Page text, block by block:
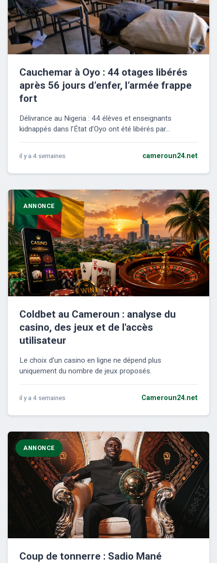
Cauchemar à Oyo : 44 otages libérés
après 56 jours d’enfer, l’armée frappe
fort
Délivrance au Nigeria : 44 élèves et enseignants
kidnappés dans l’État d’Oyo ont été libérés par...
il y a 4 semaines cameroun24.net
ANNONCE
Coldbet au Cameroun : analyse du
casino, des jeux et de l'accès
utilisateur
Le choix d'un casino en ligne ne dépend plus
uniquement du nombre de jeux proposés.
il y a 4 semaines Cameroun24.net
ANNONCE
Coup de tonnerre : Sadio Mané